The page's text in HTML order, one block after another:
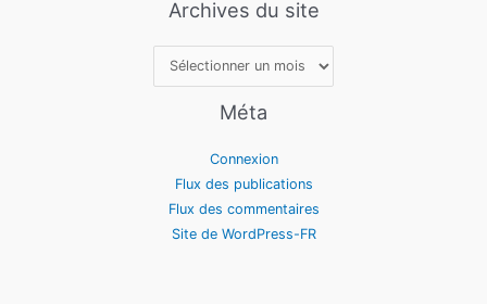
Archives du site
Archives
Méta
Connexion
Flux des publications
Flux des commentaires
Site de WordPress-FR